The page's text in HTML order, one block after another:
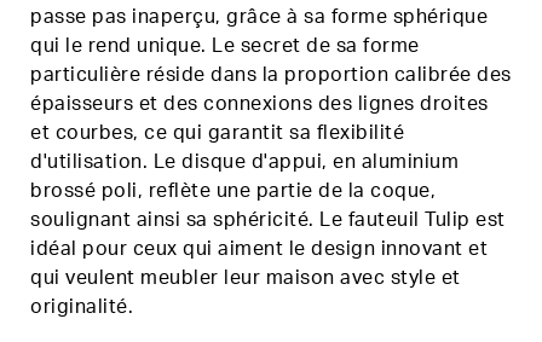
passe pas inaperçu, grâce à sa forme sphérique
qui le rend unique. Le secret de sa forme
particulière réside dans la proportion calibrée des
épaisseurs et des connexions des lignes droites
et courbes, ce qui garantit sa flexibilité
d'utilisation. Le disque d'appui, en aluminium
brossé poli, reflète une partie de la coque,
soulignant ainsi sa sphéricité. Le fauteuil Tulip est
idéal pour ceux qui aiment le design innovant et
qui veulent meubler leur maison avec style et
originalité.